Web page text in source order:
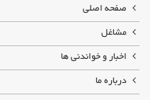
صفحه اصلی
مشاغل
اخبار و خواندنی ها
درباره ما